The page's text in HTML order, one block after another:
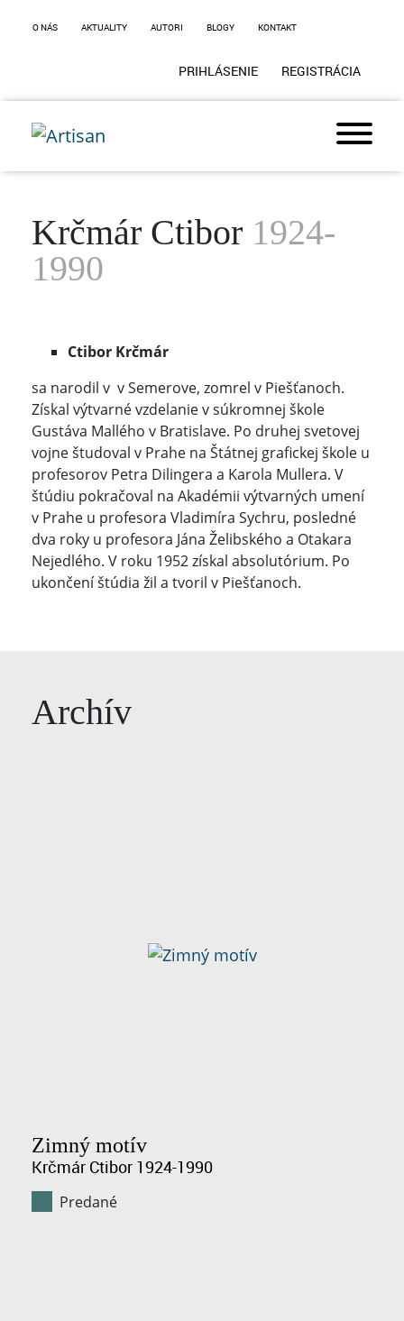
O NÁS AKTUALITY AUTORI BLOGY KONTAKT
PRIHLÁSENIE REGISTRÁCIA
Krčmár Ctibor 1924-
1990
Ctibor Krčmár
sa narodil v v Semerove, zomrel v Piešťanoch.
Získal výtvarné vzdelanie v súkromnej škole
Gustáva Mallého v Bratislave. Po druhej svetovej
vojne študoval v Prahe na Štátnej grafickej škole u
profesorov Petra Dilingera a Karola Mullera. V
štúdiu pokračoval na Akadémii výtvarných umení
v Prahe u profesora Vladimíra Sychru, posledné
dva roky u profesora Jána Želibského a Otakara
Nejedlého. V roku 1952 získal absolutórium. Po
ukončení štúdia žil a tvoril v Piešťanoch.
Archív
Zimný motív
Krčmár Ctibor 1924-1990
Predané